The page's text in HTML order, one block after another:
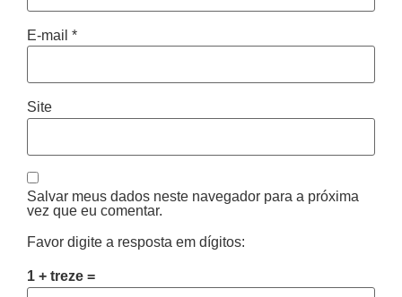
E-mail *
Site
Salvar meus dados neste navegador para a próxima
vez que eu comentar.
Favor digite a resposta em dígitos:
1 + treze =